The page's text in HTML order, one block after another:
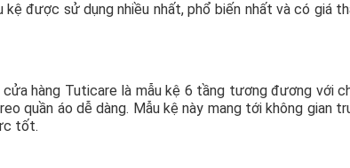
được sử dụng nhiều nhất, phổ biến nhất và có giá
hàng Tuticare là mẫu kệ 6 tầng tương đương với
quần áo dễ dàng. Mẫu kệ này mang tới không gian
tốt.